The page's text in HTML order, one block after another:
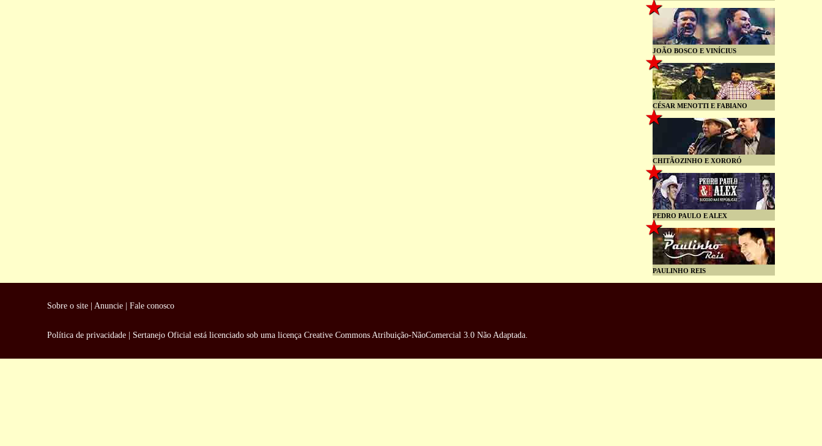
JOÃO BOSCO E VINÍCIUS
CÉSAR MENOTTI E FABIANO
CHITÃOZINHO E XORORÓ
PEDRO PAULO E ALEX
PAULINHO REIS
Sobre o site Anuncie Fale conosco
Política de privacidade Sertanejo Oficial está licenciado sob uma licença Creative Commons Atribuição-NãoComercial 3.0 Não Adaptada.